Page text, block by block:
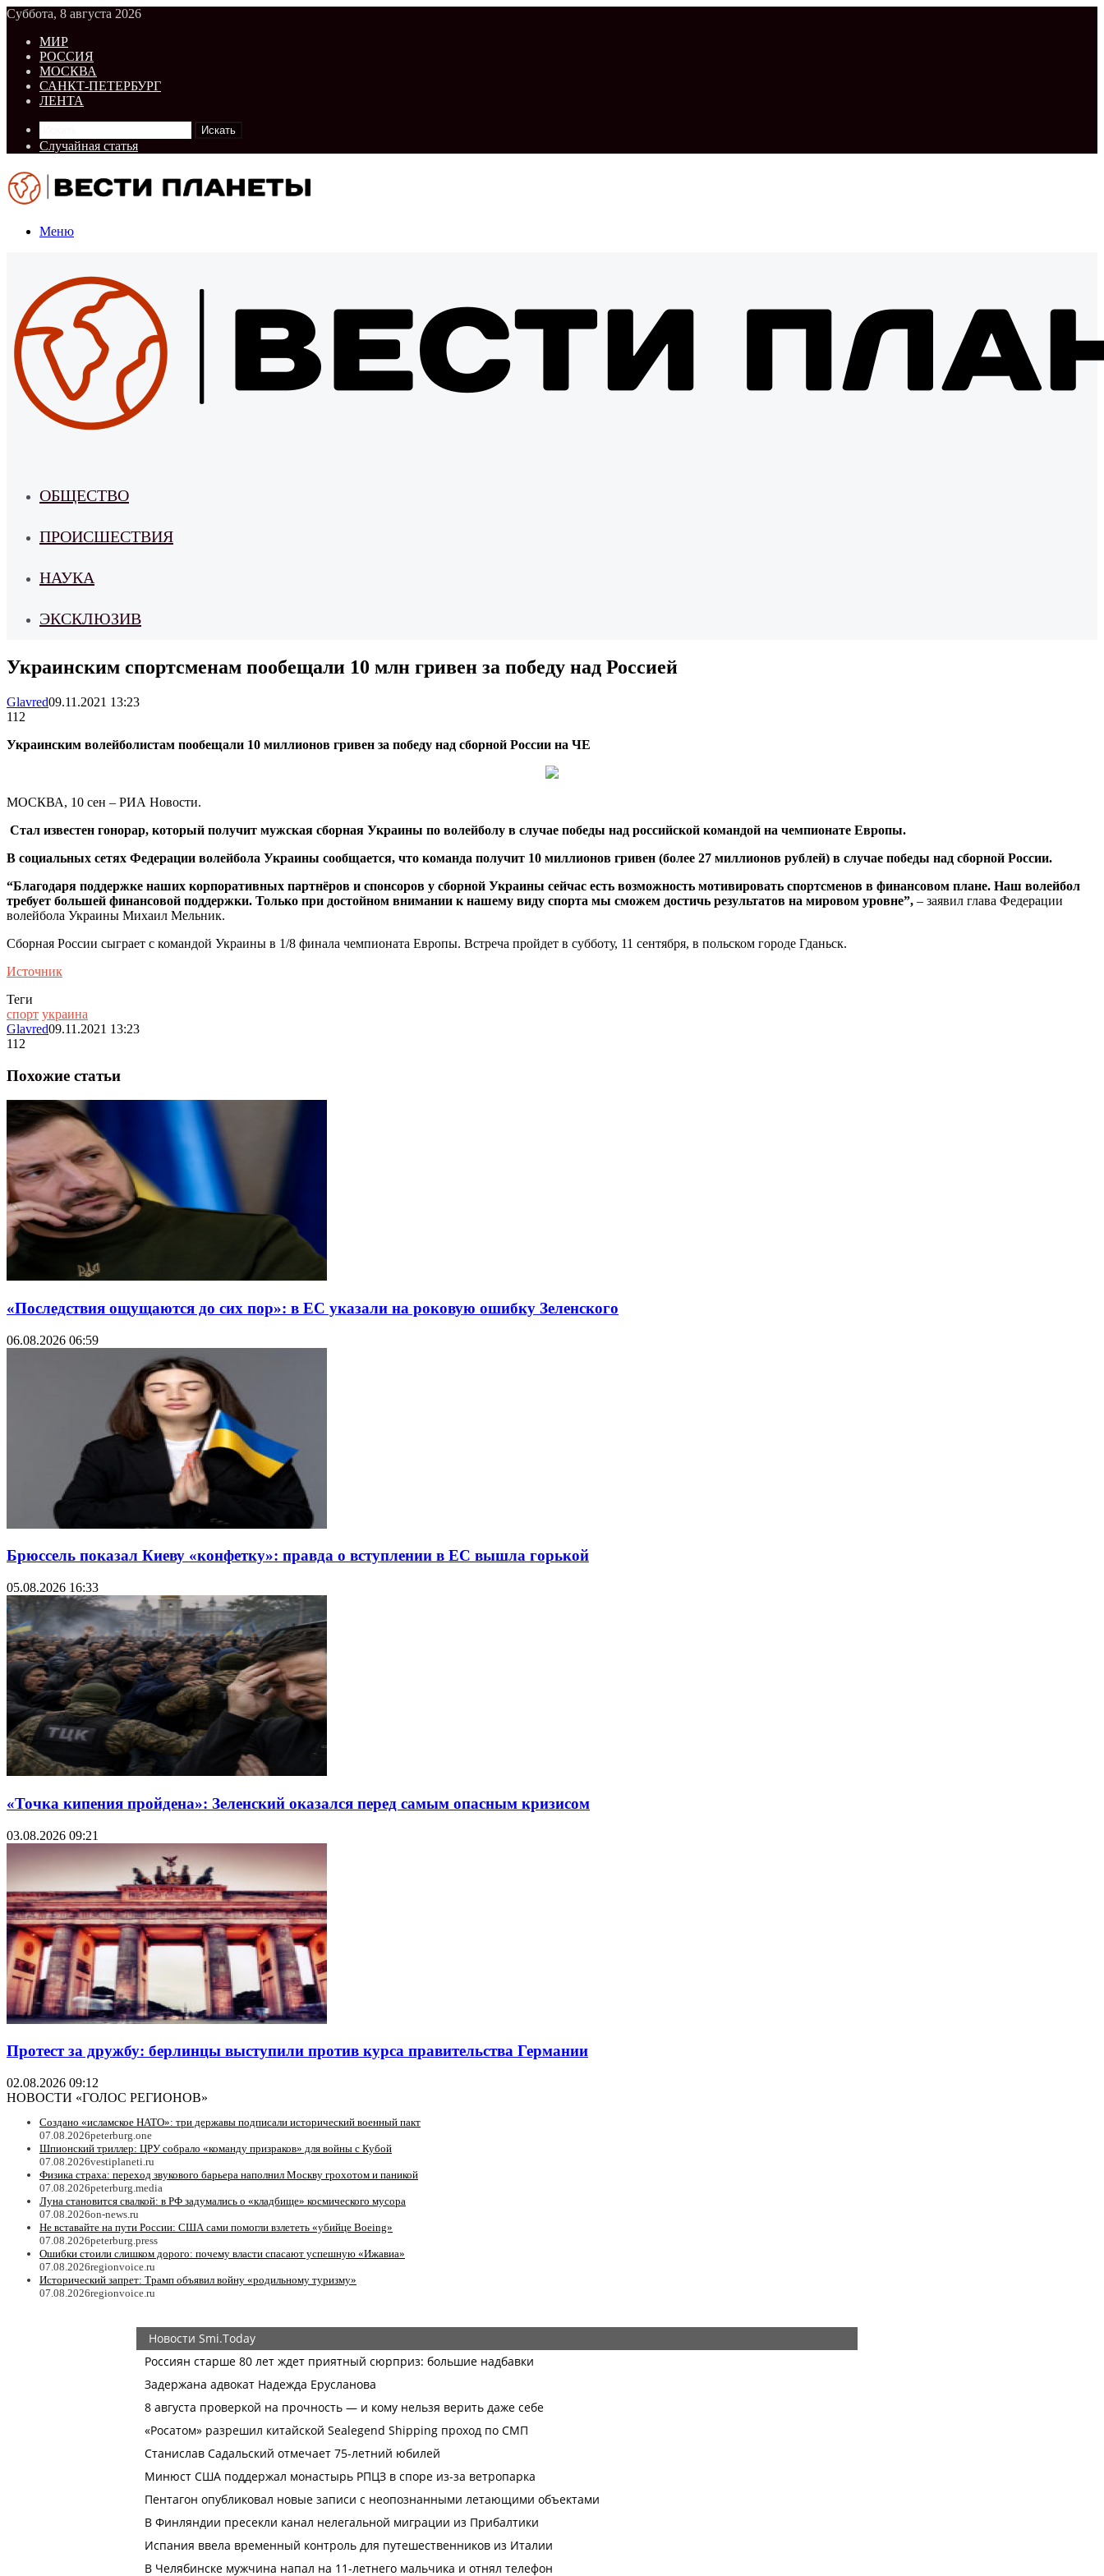
Суббота, 8 августа 2026
МИР
РОССИЯ
МОСКВА
САНКТ-ПЕТЕРБУРГ
ЛЕНТА
Искать
Случайная статья
Меню
ОБЩЕСТВО
ПРОИСШЕСТВИЯ
НАУКА
ЭКСКЛЮЗИВ
Украинским спортсменам пообещали 10 млн гривен за победу над Россией
Glavred09.11.2021 13:23
112
Украинским волейболистам пообещали 10 миллионов гривен за победу над сборной России на ЧЕ
МОСКВА, 10 сен – РИА Новости.
Стал известен гонорар, который получит мужская сборная Украины по волейболу в случае победы над российской командой на чемпионате Европы.
В социальных сетях Федерации волейбола Украины сообщается, что команда получит 10 миллионов гривен (более 27 миллионов рублей) в случае победы над сборной России.
“Благодаря поддержке наших корпоративных партнёров и спонсоров у сборной Украины сейчас есть возможность мотивировать спортсменов в финансовом плане. Наш волейбол
требует большей финансовой поддержки. Только при достойном внимании к нашему виду спорта мы сможем достичь результатов на мировом уровне”, – заявил глава Федерации
волейбола Украины Михаил Мельник.
Сборная России сыграет с командой Украины в 1/8 финала чемпионата Европы. Встреча пройдет в субботу, 11 сентября, в польском городе Гданьск.
Источник
Теги
спорт украина
Glavred09.11.2021 13:23
112
Похожие статьи
«Последствия ощущаются до сих пор»: в ЕС указали на роковую ошибку Зеленского
06.08.2026 06:59
Брюссель показал Киеву «конфетку»: правда о вступлении в ЕС вышла горькой
05.08.2026 16:33
«Точка кипения пройдена»: Зеленский оказался перед самым опасным кризисом
03.08.2026 09:21
Протест за дружбу: берлинцы выступили против курса правительства Германии
02.08.2026 09:12
НОВОСТИ «ГОЛОС РЕГИОНОВ»
Создано «исламское НАТО»: три державы подписали исторический военный пакт
07.08.2026peterburg.one
Шпионский триллер: ЦРУ собрало «команду призраков» для войны с Кубой
07.08.2026vestiplaneti.ru
Физика страха: переход звукового барьера наполнил Москву грохотом и паникой
07.08.2026peterburg.media
Луна становится свалкой: в РФ задумались о «кладбище» космического мусора
07.08.2026on-news.ru
Не вставайте на пути России: США сами помогли взлететь «убийце Boeing»
07.08.2026peterburg.press
Ошибки стоили слишком дорого: почему власти спасают успешную «Ижавиа»
07.08.2026regionvoice.ru
Исторический запрет: Трамп объявил войну «родильному туризму»
07.08.2026regionvoice.ru